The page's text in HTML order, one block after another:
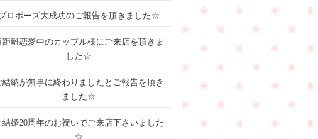
ロポーズ大成功のご報告を頂きました☆
距離恋愛中のカップル様にご来店を頂きま
した☆
結納が無事に終わりましたとご報告を頂き
ました☆
結婚20周年のお祝いでご来店下さいました
☆